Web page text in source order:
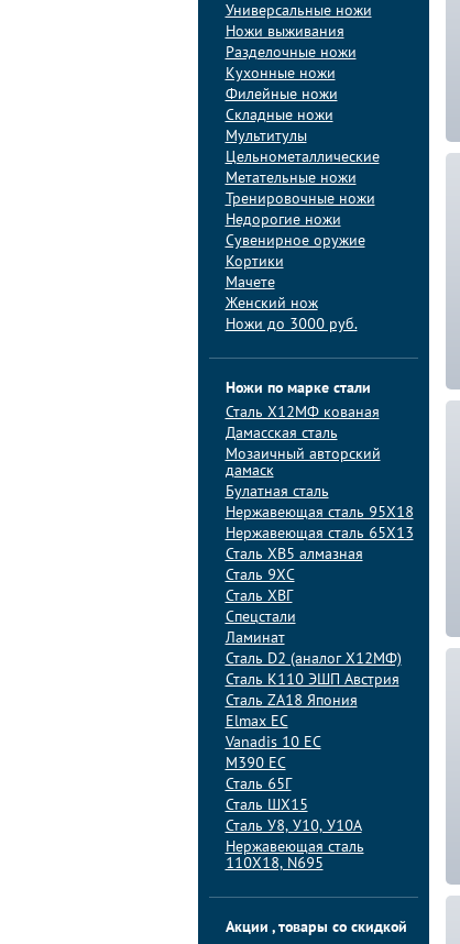
Универсальные ножи
Ножи выживания
Разделочные ножи
Кухонные ножи
Филейные ножи
Складные ножи
Мультитулы
Цельнометаллические
Метательные ножи
Тренировочные ножи
Недорогие ножи
Сувенирное оружие
Кортики
Мачете
Женский нож
Ножи до 3000 руб.
Ножи по марке стали
Сталь Х12МФ кованая
Дамасская сталь
Мозаичный авторский
дамаск
Булатная сталь
Нержавеющая сталь 95Х18
Нержавеющая сталь 65Х13
Сталь ХВ5 алмазная
Сталь 9ХС
Сталь ХВГ
Спецстали
Ламинат
Сталь D2 (аналог Х12МФ)
Сталь K110 ЭШП Австрия
Сталь ZA18 Япония
Elmax ЕС
Vanadis 10 ЕС
M390 ЕС
Сталь 65Г
Сталь ШХ15
Сталь У8, У10, У10А
Нержавеющая сталь
110Х18, N695
Акции , товары со скидкой